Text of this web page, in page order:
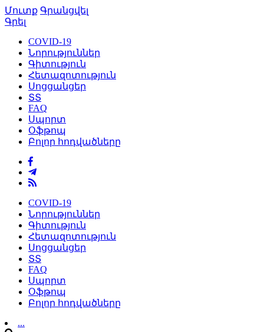
Մուտք Գրանցվել
Գրել
COVID-19
Նորություններ
Գիտություն
Հետազոտություն
Սոցցանցեր
ՏՏ
FAQ
Սպորտ
Օֆթոպ
Բոլոր հոդվածները
COVID-19
Նորություններ
Գիտություն
Հետազոտություն
Սոցցանցեր
ՏՏ
FAQ
Սպորտ
Օֆթոպ
Բոլոր հոդվածները
...